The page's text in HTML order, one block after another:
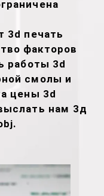
3d печать
факторов
работы 3d
смолы и
цены 3d
нам 3д